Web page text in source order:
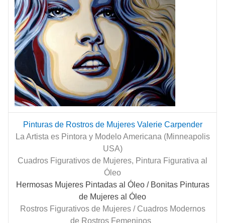
Pinturas de Rostros de Mujeres Valerie Carpender
La Artista es Pintora y Modelo Americana (Minneapolis
USA)
Cuadros Figurativos de Mujeres, Pintura Figurativa al
Óleo
Hermosas Mujeres Pintadas al Óleo/ Bonitas Pinturas
de Mujeres al Óleo
Rostros Figurativos de Mujeres / Cuadros Modernos
de Rostros Femeninos